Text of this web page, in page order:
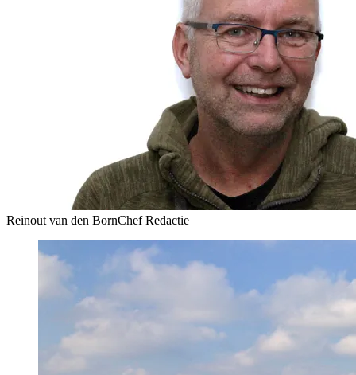
Reinout van den BornChef Redactie